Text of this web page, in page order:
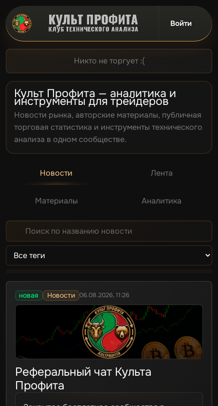
Войти
Сообщество
Трейдинг
Наши
Уголок
Турнир 2026
Никто не торгует :(
Культ Профита — аналитика и
инструменты для трейдеров
Новости рынка, авторские материалы, публичная
торговая статистика и инструменты технического
анализа в одном сообществе.
Новости Лента
Материалы Аналитика
новая Новости 06.08.2026, 11:26
Реферальный чат Культа
Профита